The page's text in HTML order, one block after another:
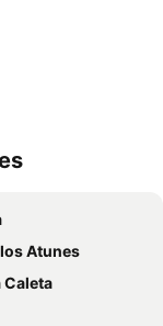
Atunes
Caleta